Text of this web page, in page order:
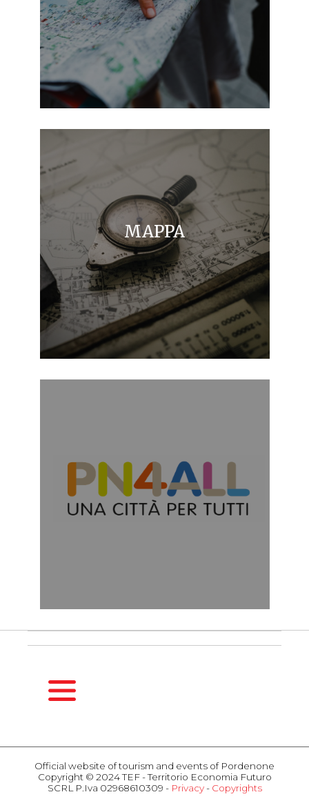
MAPPA
Spring
Summer
Official website of tourism and events of Pordenone
Copyright © 2024 TEF - Territorio Economia Futuro
SCRL P.Iva 02968610309 - Privacy- Copyrights